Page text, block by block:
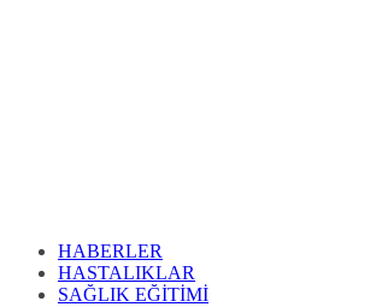
HABERLER
HASTALIKLAR
SAĞLIK EĞİTİMİ